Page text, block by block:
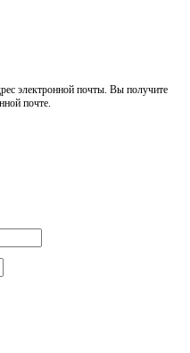
электронной почты. Вы получите
почте.